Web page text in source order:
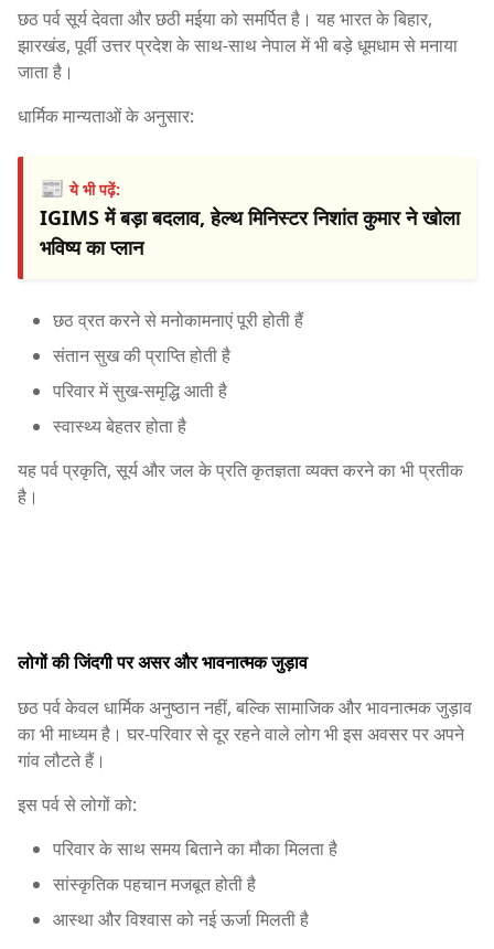
छठ पर्व सूर्य देवता और छठी मईया को समर्पित है। यह भारत के बिहार,
झारखंड, पूर्वी उत्तर प्रदेश के साथ-साथ नेपाल में भी बड़े धूमधाम से मनाया
जाता है।
धार्मिक मान्यताओं के अनुसार:
📰ये भी पढ़ें:
IGIMS में बड़ा बदलाव, हेल्थ मिनिस्टर निशांत कुमार ने खोला
भविष्य का प्लान
छठ व्रत करने से मनोकामनाएं पूरी होती हैं
संतान सुख की प्राप्ति होती है
परिवार में सुख-समृद्धि आती है
स्वास्थ्य बेहतर होता है
यह पर्व प्रकृति, सूर्य और जल के प्रति कृतज्ञता व्यक्त करने का भी प्रतीक
है।
लोगों की जिंदगी पर असर और भावनात्मक जुड़ाव
छठ पर्व केवल धार्मिक अनुष्ठान नहीं, बल्कि सामाजिक और भावनात्मक जुड़ाव
का भी माध्यम है। घर-परिवार से दूर रहने वाले लोग भी इस अवसर पर अपने
गांव लौटते हैं।
इस पर्व से लोगों को:
परिवार के साथ समय बिताने का मौका मिलता है
सांस्कृतिक पहचान मजबूत होती है
आस्था और विश्वास को नई ऊर्जा मिलती है